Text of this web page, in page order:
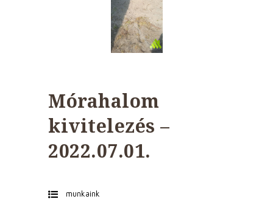
Mórahalom
kivitelezés –
2022.07.01.
munkaink